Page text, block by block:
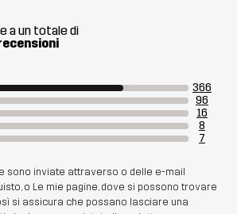
a un totale di
366
96
16
8
7
sono inviate attraverso o delle e-mail
o Le mie pagine, dove si possono trovare
si assicura che possano lasciare una